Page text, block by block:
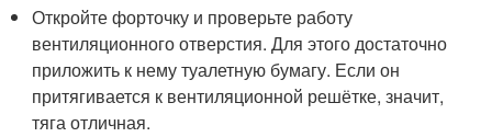
Откройте форточку и проверьте работу
вентиляционного отверстия. Для этого достаточно
приложить к нему туалетную бумагу. Если он
притягивается к вентиляционной решётке, значит,
тяга отличная.